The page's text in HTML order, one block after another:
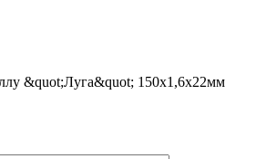
&quot;Луга&quot; 150х1,6х22мм